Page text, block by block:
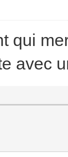
qui
avec